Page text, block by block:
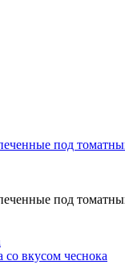
под
под
вкусом чеснока